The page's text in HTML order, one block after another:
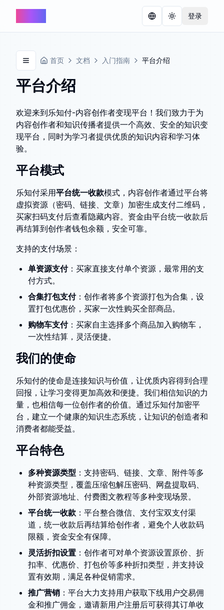
切换语言切换主题
登录
打开菜单首页 文档 入门指南 平台介绍
平台介绍
欢迎来到乐知付-内容创作者变现平台！我们致力于为
内容创作者和知识传播者提供一个高效、安全的知识变
现平台，同时为学习者提供优质的知识内容和学习体
验。
平台模式
乐知付采用平台统一收款模式，内容创作者通过平台将
虚拟资源（密码、链接、文章）加密生成支付二维码，
买家扫码支付后查看隐藏内容。资金由平台统一收款后
再结算到创作者钱包余额，安全可靠。
支持的支付场景：
单资源支付：买家直接支付单个资源，最常用的支
付方式。
合集打包支付：创作者将多个资源打包为合集，设
置打包优惠价，买家一次性购买全部商品。
购物车支付：买家自主选择多个商品加入购物车，
一次性结算，灵活便捷。
我们的使命
乐知付的使命是连接知识与价值，让优质内容得到合理
回报，让学习变得更加高效和便捷。我们相信知识的力
量，也相信每一位创作者的价值。通过乐知付加密平
台，建立一个健康的知识生态系统，让知识的创造者和
消费者都能受益。
平台特色
多种资源类型 ：支持密码、链接、文章、附件等多
种资源类型，覆盖压缩包解压密码、网盘提取码、
外部资源地址、付费图文教程等多种变现场景。
平台统一收款 ：平台整合微信、支付宝双支付渠
道，统一收款后再结算给创作者，避免个人收款码
限额，资金安全有保障。
灵活折扣设置 ：创作者可对单个资源设置原价、折
扣率、优惠价、打包价等多种折扣类型，并支持设
置有效期，满足各种促销需求。
推广营销 ：平台大力支持用户获取下线用户交易佣
金和推广佣金，邀请新用户注册后可获得其订单收